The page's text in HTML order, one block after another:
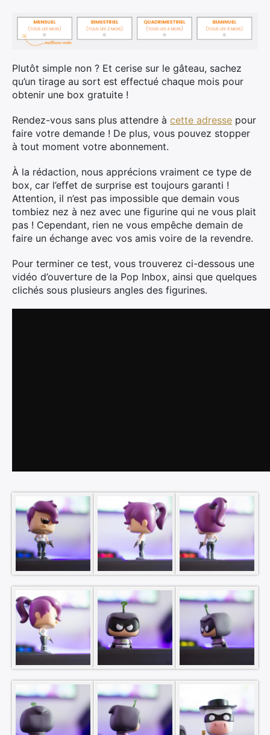
Plutôt simple non ? Et cerise sur le gâteau, sachez
qu’un tirage au sort est effectué chaque mois pour
obtenir une box gratuite !
Rendez-vous sans plus attendre à cette adresse pour
faire votre demande ! De plus, vous pouvez stopper
à tout moment votre abonnement.
À la rédaction, nous apprécions vraiment ce type de
box, car l’effet de surprise est toujours garanti !
Attention, il n’est pas impossible que demain vous
tombiez nez à nez avec une figurine qui ne vous plait
pas ! Cependant, rien ne vous empêche demain de
faire un échange avec vos amis voire de la revendre.
Pour terminer ce test, vous trouverez ci-dessous une
vidéo d’ouverture de la Pop Inbox, ainsi que quelques
clichés sous plusieurs angles des figurines.
Rechercher